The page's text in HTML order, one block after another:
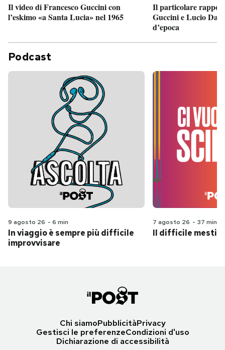
Il video di Francesco Guccini con
l’eskimo «a Santa Lucia» nel 1965
Il particolare
Guccini e Lucio
d’epoca
Podcast
9 agosto 26 - 6 min
In viaggio è sempre più difficile
improvvisare
7 agosto 26 - 37 min
Il difficile
Chi siamoPubblicitàPrivacy
Gestisci le preferenzeCondizioni d'uso
Dichiarazione di accessibilità